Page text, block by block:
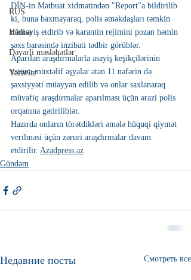
RUS
Hadisə
Dəyərli məsləhətlər
Yazarlar
DİN-in Mətbuat xidmətindən "Report"a bildirilib
ki, buna baxmayaraq, polis əməkdaşları təmkin
nümayiş etdirib və karantin rejimini pozan həmin
şəxs barəsində inzibati tədbir görüblər.
Aparılan araşdırmalarla asayiş keşikçilərinin
üstünə müxtəlif əşyalar atan 11 nəfərin də
şəxsiyyəti müəyyən edilib və onlar saxlanaraq
müvafiq araşdırmalar aparılması üçün ərazi polis
orqanına gətiriliblər.
Hazırda onların törətdikləri əmələ hüquqi qiymət
verilməsi üçün zəruri araşdırmalar davam
etdirilir. Azadpress.az
Gündəm
Недавние посты Смотреть все